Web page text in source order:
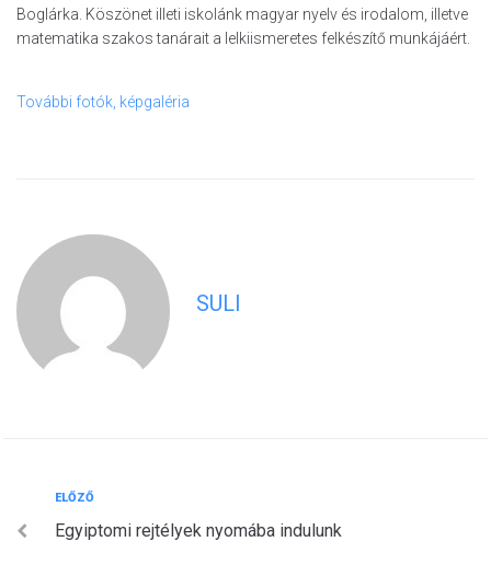
Boglárka. Köszönet illeti iskolánk magyar nyelv és irodalom, illetve
matematika szakos tanárait a lelkiismeretes felkészítő munkájáért.
További fotók, képgaléria
SULI
Bejegyzés
navigáció
Előző
ELŐZŐ
Egyiptomi rejtélyek nyomába indulunk